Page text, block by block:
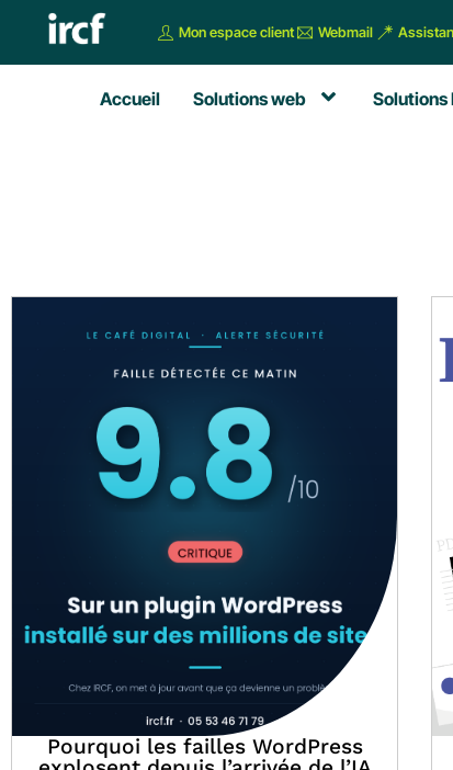
Mon espace client Webmail
Accueil Solutions web Solutions
Pourquoi les failles WordPress